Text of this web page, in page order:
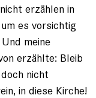
erzählen in
es vorsichtig
meine
erzählte: Bleib
nicht
in diese Kirche!